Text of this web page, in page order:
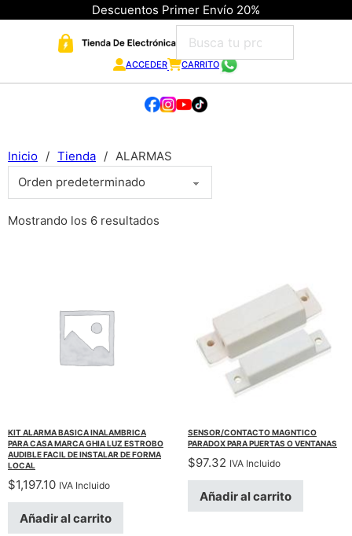
Descuentos Primer Envío 20%
ACCEDER CARRITO
Inicio / Tienda / ALARMAS
Mostrando los 6 resultados
KIT ALARMA BASICA INALAMBRICA
PARA CASA MARCA GHIA LUZ ESTROBO
AUDIBLE FACIL DE INSTALAR DE FORMA
LOCAL
$1,197.10 IVA Incluido
Añadir al carrito
SENSOR/CONTACTO MAGNTICO
PARADOX PARA PUERTAS O VENTANAS
$97.32 IVA Incluido
Añadir al carrito